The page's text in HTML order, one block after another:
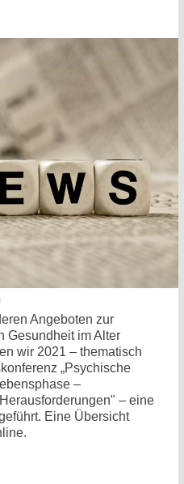
Angeboten zur
Gesundheit im Alter
wir 2021 – thematisch
„Psychische
–
– eine
Eine Übersicht